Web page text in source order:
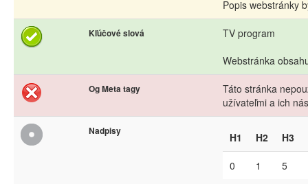
Popis webstránky
Kľúčové slová
TV program
Webstránka
Og Meta tagy
Táto stránka
užívateľmi a ich
Nadpisy H1 H2 H3
0 1 5